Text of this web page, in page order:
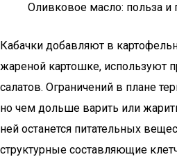
Оливковое масло: польза и
Кабачки добавляют в
жареной картошке, используют
салатов. Ограничений в плане
но чем дольше варить или
ней останется питательных
структурные составляющие